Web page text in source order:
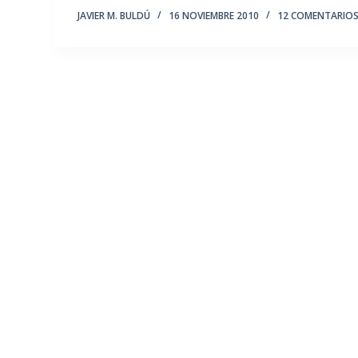
JAVIER M. BULDÚ 16 NOVIEMBRE 2010 12